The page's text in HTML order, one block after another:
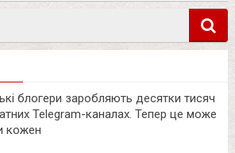
блогери заробляють десятки тисяч
Telegram-каналах. Тепер це може
кожен